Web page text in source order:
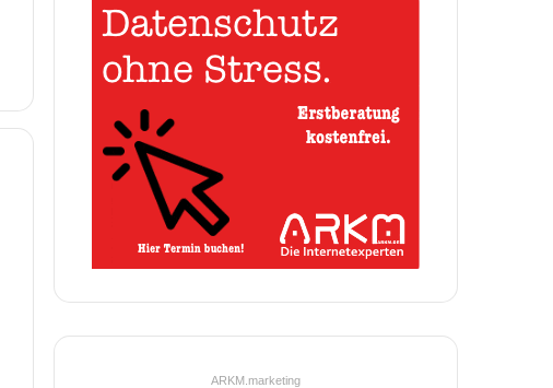
ARKM.marketing